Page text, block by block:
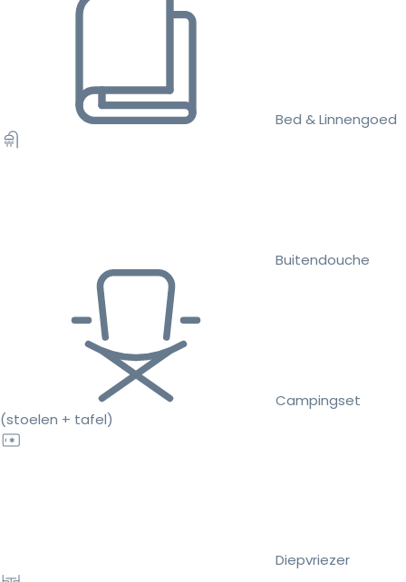
Bed & Linnengoed
Buitendouche
Campingset
(stoelen + tafel)
Diepvriezer